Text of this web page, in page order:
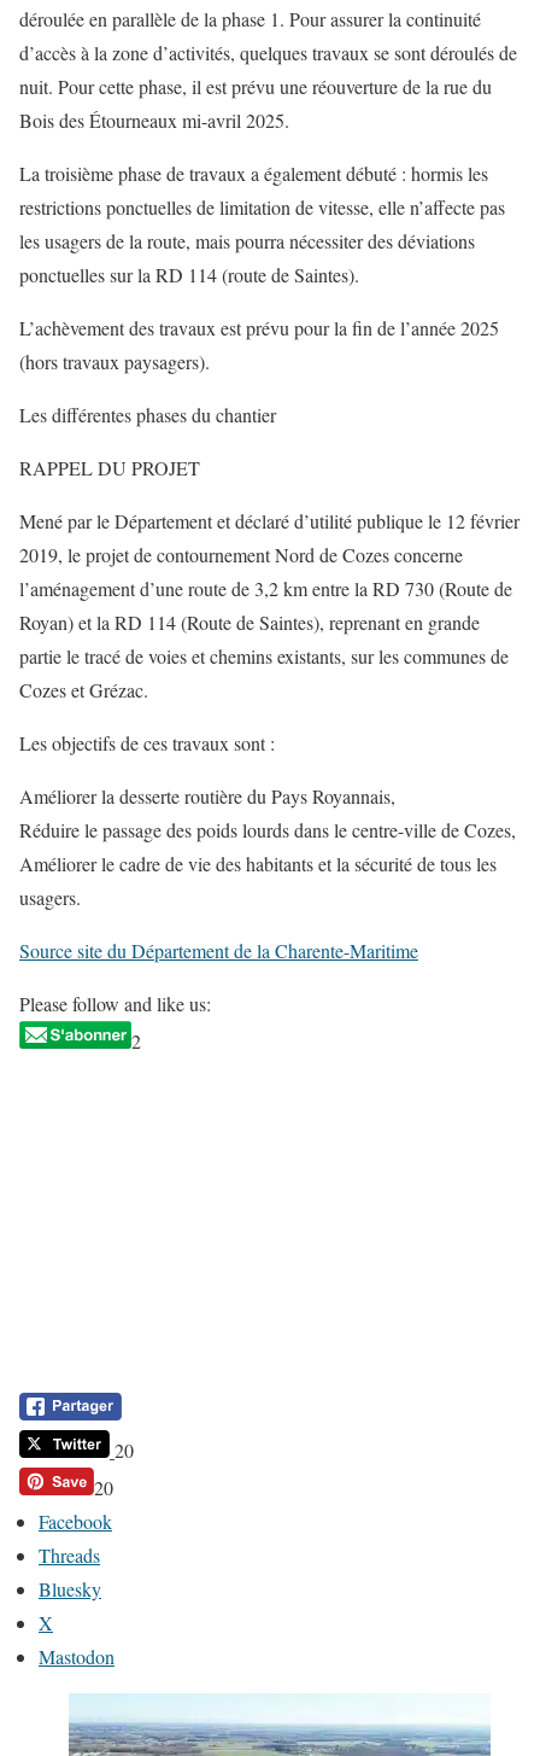
déroulée en parallèle de la phase 1. Pour assurer la continuité
d’accès à la zone d’activités, quelques travaux se sont déroulés de
nuit. Pour cette phase, il est prévu une réouverture de la rue du
Bois des Étourneaux mi-avril 2025.
La troisième phase de travaux a également débuté : hormis les
restrictions ponctuelles de limitation de vitesse, elle n’affecte pas
les usagers de la route, mais pourra nécessiter des déviations
ponctuelles sur la RD 114 (route de Saintes).
L’achèvement des travaux est prévu pour la fin de l’année 2025
(hors travaux paysagers).
Les différentes phases du chantier
RAPPEL DU PROJET
Mené par le Département et déclaré d’utilité publique le 12 février
2019, le projet de contournement Nord de Cozes concerne
l’aménagement d’une route de 3,2 km entre la RD 730 (Route de
Royan) et la RD 114 (Route de Saintes), reprenant en grande
partie le tracé de voies et chemins existants, sur les communes de
Cozes et Grézac.
Les objectifs de ces travaux sont :
Améliorer la desserte routière du Pays Royannais,
Réduire le passage des poids lourds dans le centre-ville de Cozes,
Améliorer le cadre de vie des habitants et la sécurité de tous les
usagers.
Source site du Département de la Charente-Maritime
Please follow and like us:
2
20
20
Facebook
Threads
Bluesky
X
Mastodon